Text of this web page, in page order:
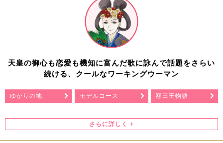
天皇の御心も恋愛も機知に富んだ歌に詠んで話題をさらい
続ける、クールなワーキングウーマン
ゆかりの地 モデルコース 額田王物語